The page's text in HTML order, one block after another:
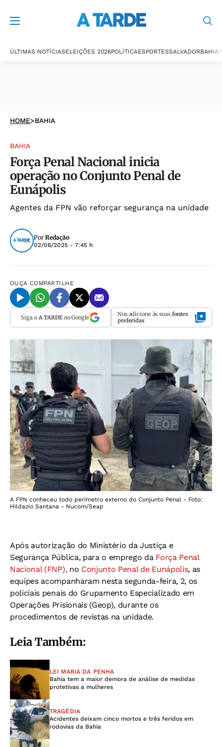
ÚLTIMAS NOTÍCIASELEIÇÕES 2026POLÍTICAESPORTESSALVADORBAHIA
HOME>BAHIA
BAHIA
Força Penal Nacional inicia
operação no Conjunto Penal de
Eunápolis
Agentes da FPN vão reforçar segurança na unidade
Por Redação
02/06/2025 - 7:45 h
OUÇA COMPARTILHE
Siga o A TARDEno Google Nos adicione às suas fontes
preferidas
A FPN conheceu todo perímetro externo do Conjunto Penal - Foto:
Hildazio Santana - Nucom/Seap
Após autorização do Ministério da Justiça e
Segurança Pública, para o emprego da Força Penal
Nacional (FNP),no Conjunto Penal de Eunápolis, as
equipes acompanharam nesta segunda-feira, 2, os
policiais penais do Grupamento Especializado em
Operações Prisionais (Geop), durante os
procedimentos de revistas na unidade.
Leia Também:
LEI MARIA DA PENHA
Bahia tem a maior demora de análise de medidas
protetivas a mulheres
TRAGÉDIA
Acidentes deixam cinco mortos e três feridos em
rodovias da Bahia